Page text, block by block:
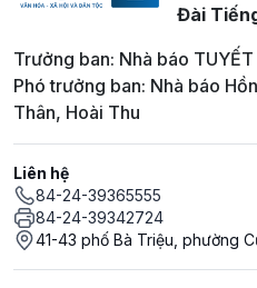
Đài
Trưởng ban: Nhà báo TUYẾT
Phó trưởng ban: Nhà báo
Thân, Hoài Thu
Liên hệ
84-24-39365555
84-24-39342724
41-43 phố Bà Triệu, phường